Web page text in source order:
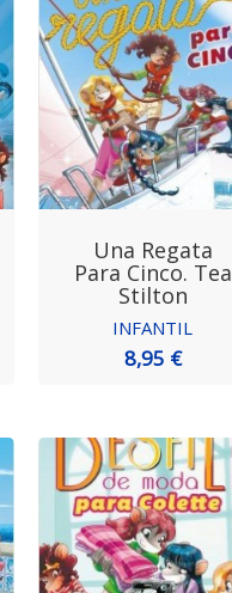
Una Regata
Para Cinco. Tea
Stilton
INFANTIL
8,95 €